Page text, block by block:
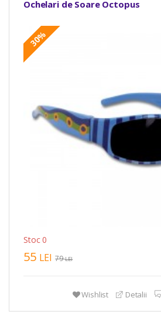
Ochelari de Soare Octopus
30%
Stoc 0
55 LEI 79LEI
Wishlist Detalii